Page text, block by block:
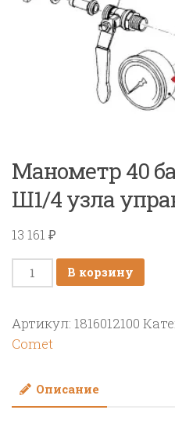
Манометр 40
Ш1/4 узла
13 161 ₽
Количество
товара
40
бар;
вх.сзади
Ш1/4
В корзину
Артикул: 1816012100
Comet
Описание